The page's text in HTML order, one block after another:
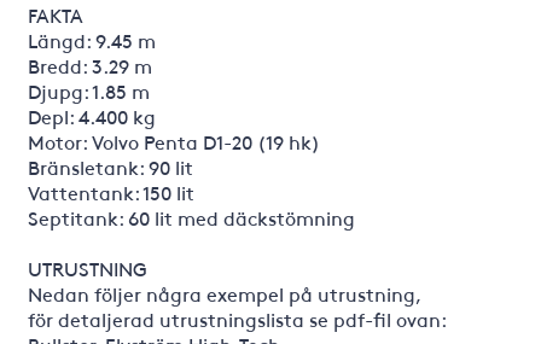
FAKTA
Längd: 9.45 m
Bredd: 3.29 m
Djupg: 1.85 m
Depl: 4.400 kg
Motor: Volvo Penta D1-20 (19 hk)
Bränsletank: 90 lit
Vattentank: 150 lit
Septitank: 60 lit med däckstömning
UTRUSTNING
Nedan följer några exempel på utrustning,
för detaljerad utrustningslista se pdf-fil ovan: